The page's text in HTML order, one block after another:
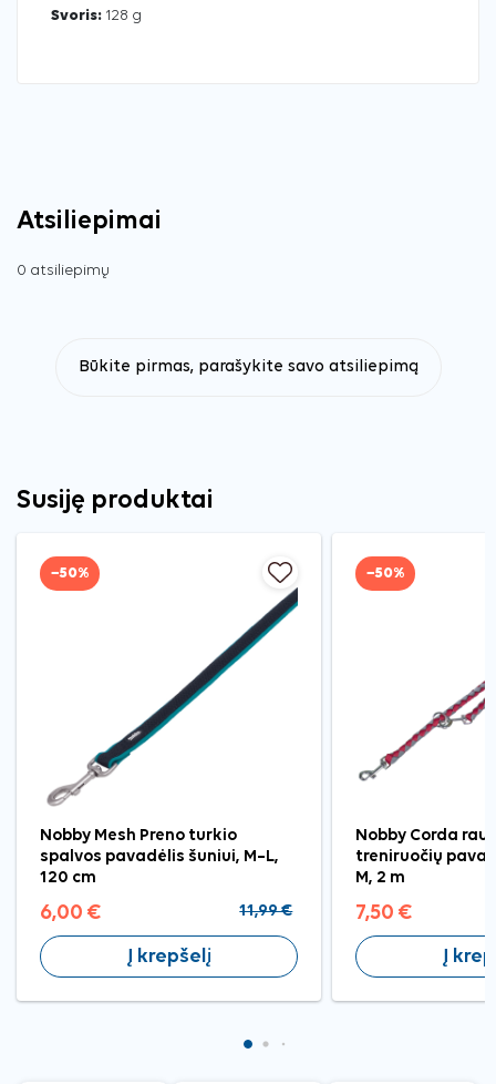
Svoris: 128 g
Atsiliepimai
0 atsiliepimų
Būkite pirmas, parašykite savo atsiliepimą
Susiję produktai
−50%
Nobby Mesh Preno turkio
spalvos pavadėlis šuniui, M–L,
120 cm
6,00 € 11,99 €
Į krepšelį
−50%
Nobby Corda
treniruočių
M, 2 m
7,50 €
Į